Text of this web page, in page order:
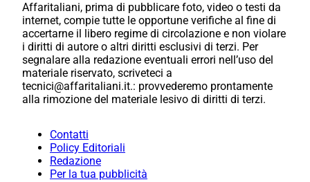
Affaritaliani, prima di pubblicare foto, video o testi da
internet, compie tutte le opportune verifiche al fine di
accertarne il libero regime di circolazione e non violare
i diritti di autore o altri diritti esclusivi di terzi. Per
segnalare alla redazione eventuali errori nell’uso del
materiale riservato, scriveteci a
tecnici@affaritaliani.it.: provvederemo prontamente
alla rimozione del materiale lesivo di diritti di terzi.
Contatti
Policy Editoriali
Redazione
Per la tua pubblicità